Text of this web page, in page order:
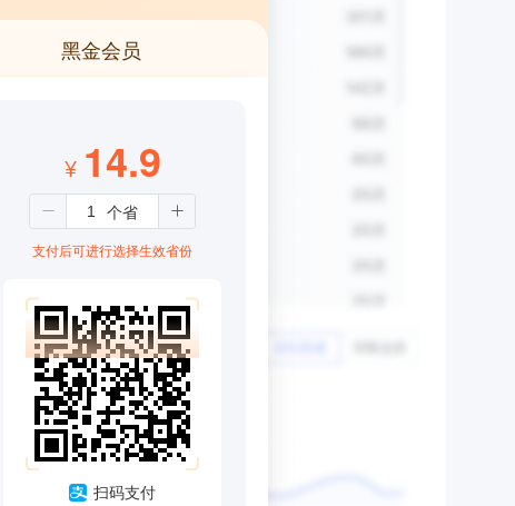
黑金会员
¥ 14.9
支付后可进行选择生效省份
扫码支付